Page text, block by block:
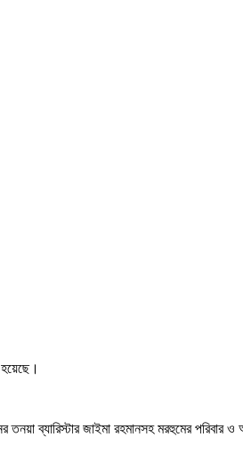
তনয়া ব্যারিস্টার জাইমা রহমানসহ মরহুমের